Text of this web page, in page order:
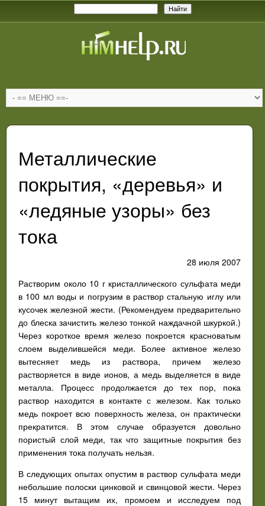
Металлические
покрытия, «деревья» и
«ледяные узоры» без
тока
28 июля 2007
Растворим около 10 г кристаллического сульфата меди
в 100 мл воды и погрузим в раствор стальную иглу или
кусочек железной жести. (Рекомендуем предварительно
до блеска зачистить железо тонкой наждачной шкуркой.)
Через короткое время железо покроется красноватым
слоем выделившейся меди. Более активное железо
вытесняет медь из раствора, причем железо
растворяется в виде ионов, а медь выделяется в виде
металла. Процесс продолжается до тех пор, пока
раствор находится в контакте с железом. Как только
медь покроет всю поверхность железа, он практически
прекратится. В этом случае образуется довольно
пористый слой меди, так что защитные покрытия без
применения тока получать нельзя.
В следующих опытах опустим в раствор сульфата меди
небольшие полоски цинковой и свинцовой жести. Через
15 минут вытащим их, промоем и исследуем под